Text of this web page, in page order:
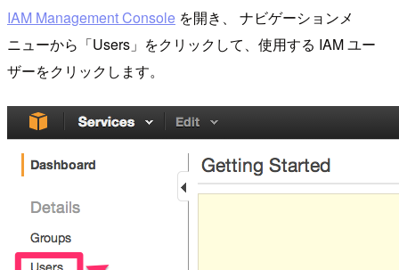
IAM Management Console を開き、 ナビゲーションメ
ニューから「Users」をクリックして、使用する IAM ユー
ザーをクリックします。